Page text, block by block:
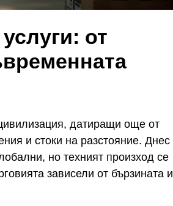
от
датиращи още от
и стоки на разстояние. Днес
но техният произход се
зависели от бързината и